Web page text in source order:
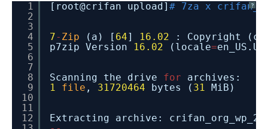
?
1
2
3
4
5
6
7
8
9
10
11
12
[root@crifan upload] # 7za x
7- Zip (a) [ 64] 16.02
: Copyright
p7zip Version
16.02 (locale=
Scanning the drive for
archives:
1
file , 31720464 bytes ( 31 MiB)
Extracting archive: